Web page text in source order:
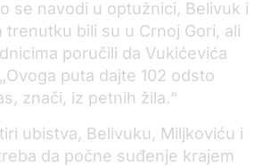
se navodi u optužnici, Belivuk i
trenutku bili su u Crnoj Gori, ali
poručili da Vukićevića
puta dajte 102 odsto
znači, iz petnih žila.“
ubistva, Belivuku, Miljkoviću i
da počne suđenje krajem